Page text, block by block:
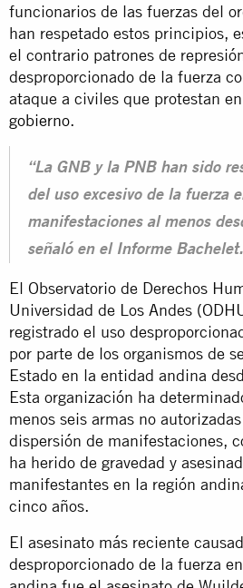
funcionarios de las fuerzas del
han respetado estos principios,
el contrario patrones de
desproporcionado de la fuerza
ataque a civiles que protestan en
gobierno.
“La GNB y la PNB han sido
del uso excesivo de la fuerza
manifestaciones al menos
señaló en el Informe Bachelet.
El Observatorio de Derechos
Universidad de Los Andes
registrado el uso
por parte de los organismos de
Estado en la entidad andina
Esta organización ha
menos seis armas no
dispersión de manifestaciones,
ha herido de gravedad y
manifestantes en la región
cinco años.
El asesinato más reciente
desproporcionado de la fuerza